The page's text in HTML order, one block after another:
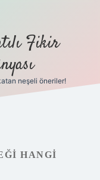
Fikir
neşeli öneriler!
HANGI